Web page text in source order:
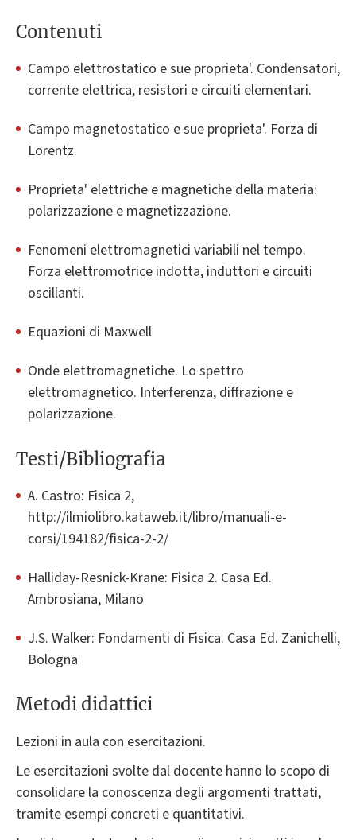
Contenuti
Campo elettrostatico e sue proprieta'. Condensatori,
corrente elettrica, resistori e circuiti elementari.
Campo magnetostatico e sue proprieta'. Forza di
Lorentz.
Proprieta' elettriche e magnetiche della materia:
polarizzazione e magnetizzazione.
Fenomeni elettromagnetici variabili nel tempo.
Forza elettromotrice indotta, induttori e circuiti
oscillanti.
Equazioni di Maxwell
Onde elettromagnetiche. Lo spettro
elettromagnetico. Interferenza, diffrazione e
polarizzazione.
Testi/Bibliografia
A. Castro: Fisica 2,
http://ilmiolibro.kataweb.it/libro/manuali-e-
corsi/194182/fisica-2-2/
Halliday-Resnick-Krane: Fisica 2. Casa Ed.
Ambrosiana, Milano
J.S. Walker: Fondamenti di Fisica. Casa Ed. Zanichelli,
Bologna
Metodi didattici
Lezioni in aula con esercitazioni.
Le esercitazioni svolte dal docente hanno lo scopo di
consolidare la conoscenza degli argomenti trattati,
tramite esempi concreti e quantitativi.